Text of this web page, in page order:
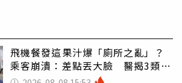
飛機餐發這果汁爆「廁所之亂」？
乘客崩潰：差點丟大臉 醫揭3類人
別亂喝